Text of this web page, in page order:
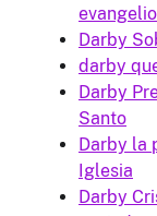
Darby
darby
Darby
Santo
Darby la
Iglesia
Darby